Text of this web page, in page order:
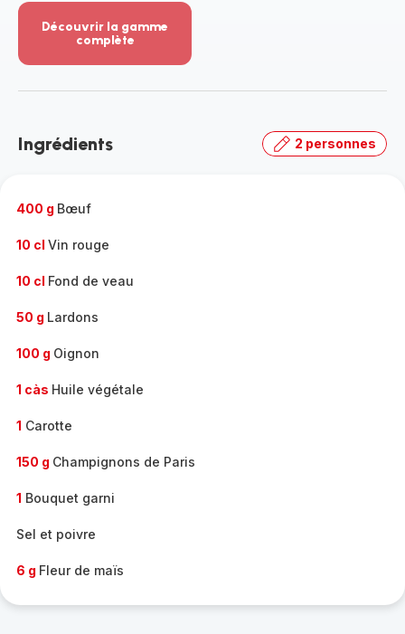
Découvrir la gamme
complète
-
gamme
Ingrédients 2 personnes
400 g Bœuf
10 cl Vin rouge
10 cl Fond de veau
50 g Lardons
100 g Oignon
1 càs Huile végétale
1 Carotte
150 g Champignons de Paris
1 Bouquet garni
Sel et poivre
6 g Fleur de maïs